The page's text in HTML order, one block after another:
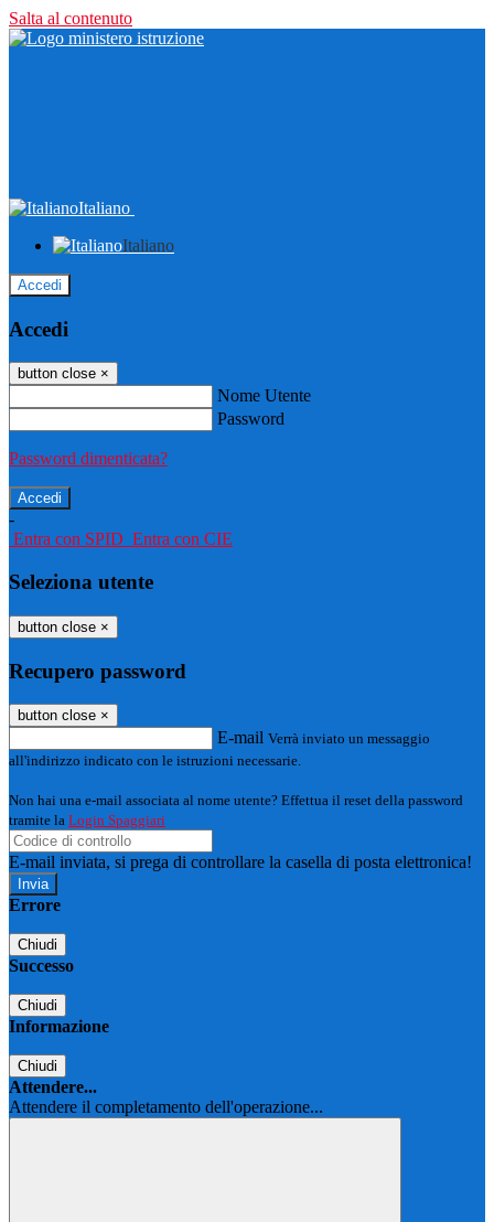
Salta al contenuto
Italiano
Italiano
Accedi
Accedi
button close ×
Nome Utente
Password
Password dimenticata?
-
Entra con SPID Entra con CIE
Seleziona utente
button close ×
Recupero password
button close ×
E-mail Verrà inviato un messaggio
all'indirizzo indicato con le istruzioni necessarie.
Non hai una e-mail associata al nome utente? Effettua il reset della password
tramite la Login Spaggiari
E-mail inviata, si prega di controllare la casella di posta elettronica!
Errore
Chiudi
Successo
Chiudi
Informazione
Chiudi
Attendere...
Attendere il completamento dell'operazione...